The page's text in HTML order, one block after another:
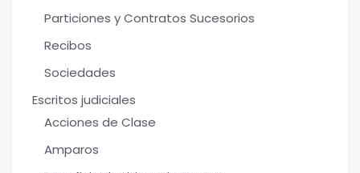
Particiones y Contratos Sucesorios
Recibos
Sociedades
Escritos judiciales
Acciones de Clase
Amparos